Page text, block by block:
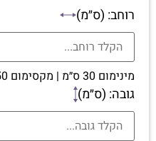
רוחב: (ס״מ)
מינימום 30 ס״מ | מקסימום 250 ס״מ
גובה: (ס״מ)